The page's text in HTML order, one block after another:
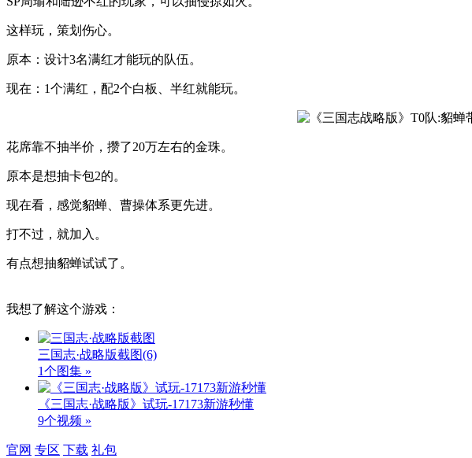
这样玩，策划伤心。
原本：设计3名满红才能玩的队伍。
现在：1个满红，配2个白板、半红就能玩。
花席靠不抽半价，攒了20万左右的金珠。
原本是想抽卡包2的。
现在看，感觉貂蝉、曹操体系更先进。
打不过，就加入。
有点想抽貂蝉试试了。
我想了解这个游戏：
三国志·战略版截图(6)
1个图集 »
《三国志·战略版》试玩-17173新游秒懂
9个视频 »
官网 专区 下载 礼包